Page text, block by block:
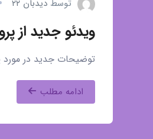
توسط دیدبان ۲۲
ویدئو جدید از
توضیحات جدید در
ادامه مطلب